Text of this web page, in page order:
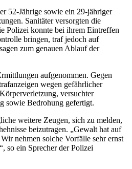
52-Jährige sowie ein 29-jähriger
Sanitäter versorgten die
Polizei konnte bei ihrem Eintreffen
bringen, traf jedoch auf
zum genauen Ablauf der
aufgenommen. Gegen
wegen gefährlicher
versuchter
sowie Bedrohung gefertigt.
weitere Zeugen, sich zu melden,
beizutragen. „Gewalt hat auf
nehmen solche Vorfälle sehr ernst
so ein Sprecher der Polizei